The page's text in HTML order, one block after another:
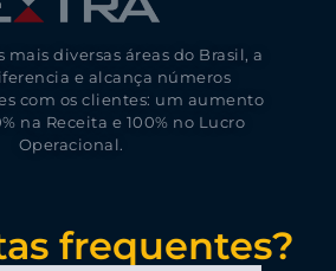
diversas áreas do Brasil, a
e alcança números
com os clientes: um aumento
na Receita e 100% no Lucro
Operacional.
frequentes?